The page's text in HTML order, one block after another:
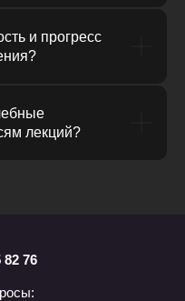
и прогресс
лекций?
82 76